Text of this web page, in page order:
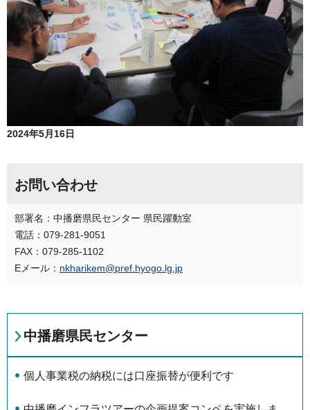
2024年5月16日
お問い合わせ
部署名：中播磨県民センター 県民躍動室
電話：079-281-9051
FAX：079-285-1102
Eメール： nkharikem@pref.hyogo.lg.jp
中播磨県民センター
個⼈事業税の納税には口座振替が便利です